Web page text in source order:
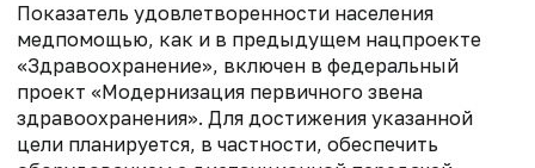
Показатель удовлетворенности населения
медпомощью, как и в предыдущем нацпроекте
«Здравоохранение», включен в федеральный
проект «Модернизация первичного звена
здравоохранения». Для достижения указанной
цели планируется, в частности, обеспечить